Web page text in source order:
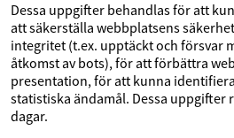
Dessa uppgifter behandlas för att
att säkerställa webbplatsens
integritet (t.ex. upptäckt och försvar
åtkomst av bots), för att förbättra
presentation, för att kunna
statistiska ändamål. Dessa uppgifter
dagar.